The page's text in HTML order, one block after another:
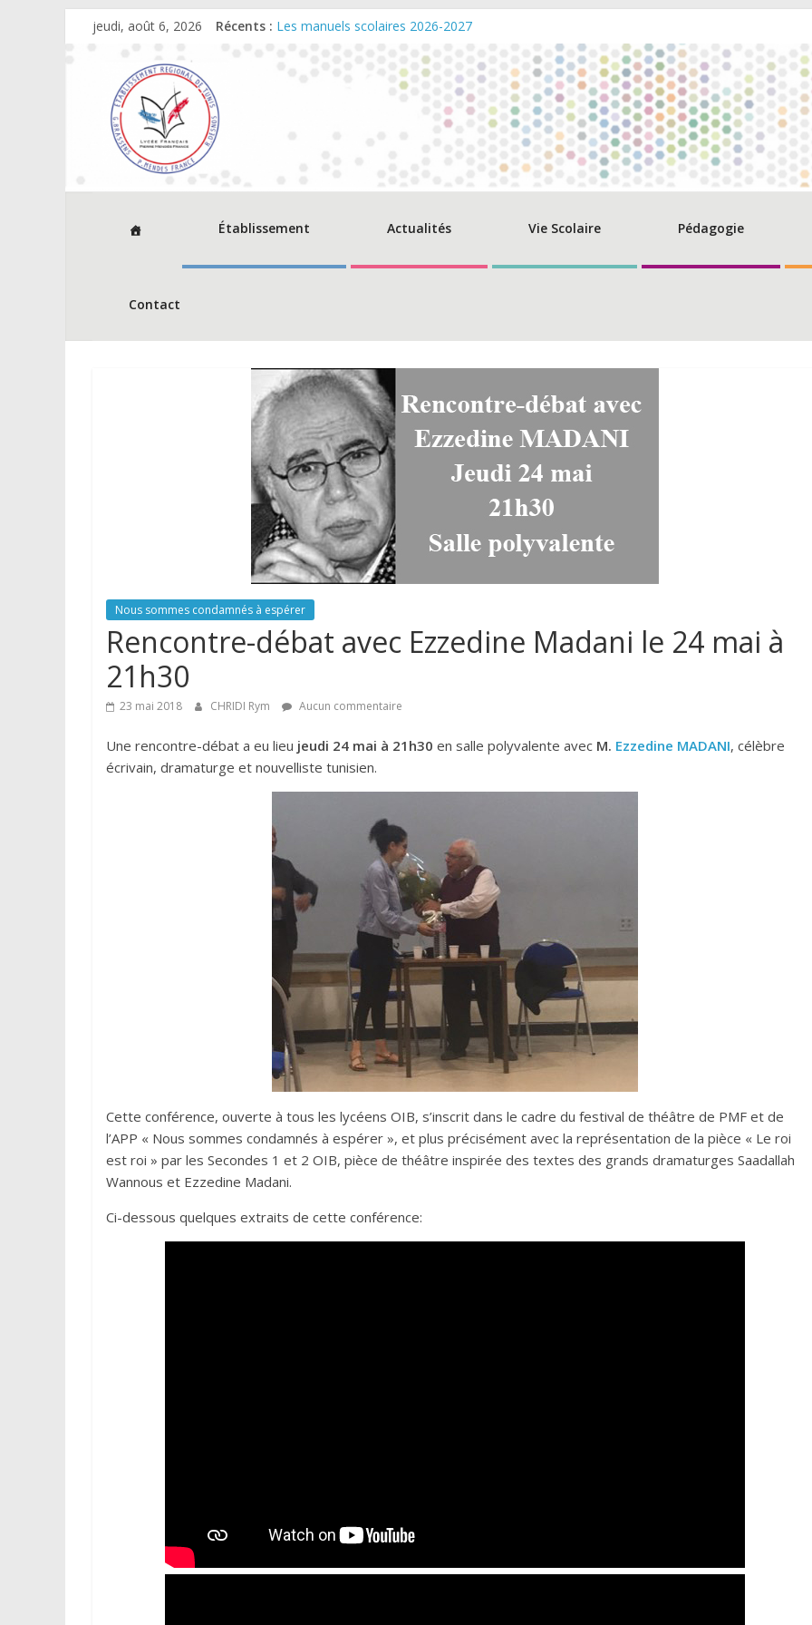
jeudi, août 6, 2026 Récents : Les manuels scolaires 2026-2027
Dates et horaires d‘ouverture de la caisse – Eté 2026
Cérémonie de remise des diplômes du Baccalauréat 2026 – Promo Beguir
Décisions relevant du champs de compétence du directeur de l’AEFE
Avis d’appel à consultations: Remise aux normes du SSI et du PPMS – Lycée PMF
Établissement Actualités Vie Scolaire Pédagogie
Contact
Nous sommes condamnés à espérer
Rencontre-débat avec Ezzedine Madani le 24 mai à
21h30
23 mai 2018 CHRIDI Rym Aucun commentaire
Une rencontre-débat a eu lieu jeudi 24 mai à 21h30 en salle polyvalente avec M. Ezzedine MADANI, célèbre
écrivain, dramaturge et nouvelliste tunisien.
Cette conférence, ouverte à tous les lycéens OIB, s’inscrit dans le cadre du festival de théâtre de PMF et de
l’APP « Nous sommes condamnés à espérer », et plus précisément avec la représentation de la pièce « Le roi
est roi » par les Secondes 1 et 2 OIB, pièce de théâtre inspirée des textes des grands dramaturges Saadallah
Wannous et Ezzedine Madani.
Ci-dessous quelques extraits de cette conférence: